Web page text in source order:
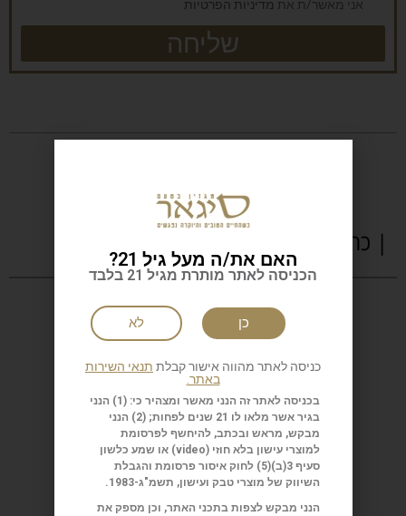
אני מאשר/ת את מדיניות הפרטיות
שליחה
| כתבות נוספות
האם את/ה מעל גיל 21?
הכניסה לאתר מותרת מגיל 21 בלבד
לא כן
כניסה לאתר מהווה אישור קבלת תנאי השירות
באתר.
בכניסה לאתר זה הנני מאשר ומצהיר כי: (1) הנני
בגיר אשר מלאו לו 21 שנים לפחות; (2) הנני
מבקש, מראש ובכתב, להיחשף לפרסומת
למוצרי עישון בלא חוזי (video) או שמע כלשון
סעיף 3(ב)(5) לחוק איסור פרסומת והגבלת
השיווק של מוצרי טבק ועישון, תשמ"ג-1983.
הנני מבקש לצפות בתכני האתר, וכן מספק את